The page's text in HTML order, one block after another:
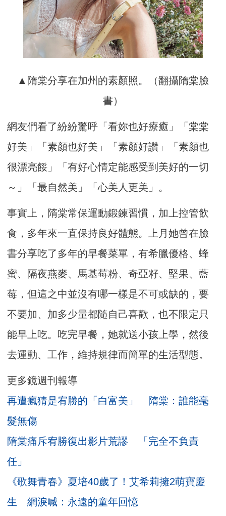
▲隋棠分享在加州的素顏照。（翻攝隋棠臉
書）
網友們看了紛紛驚呼「看妳也好療癒」「棠棠
好美」「素顏也好美」「素顏好讚」「素顏也
很漂亮餒」「有好心情定能感受到美好的一切
～」「最自然美」「心美人更美」。
事實上，隋棠常保運動鍛鍊習慣，加上控管飲
食，多年來一直保持良好體態。上月她曾在臉
書分享吃了多年的早餐菜單，有希臘優格、蜂
蜜、隔夜燕麥、馬基莓粉、奇亞籽、堅果、藍
莓，但這之中並沒有哪一樣是不可或缺的，要
不要加、加多少量都隨自己喜歡，也不限定只
能早上吃。吃完早餐，她就送小孩上學，然後
去運動、工作，維持規律而簡單的生活型態。
更多鏡週刊報導
再遭瘋猜是宥勝的「白富美」 隋棠：誰能毫
髮無傷
隋棠痛斥宥勝復出影片荒謬 「完全不負責
任」
《歌舞青春》夏培40歲了！艾希莉擁2萌寶慶
生 網淚喊：永遠的童年回憶